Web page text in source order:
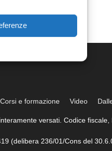
Corsi e formazione Video
versati. Codice
(delibera 236/01/Cons del